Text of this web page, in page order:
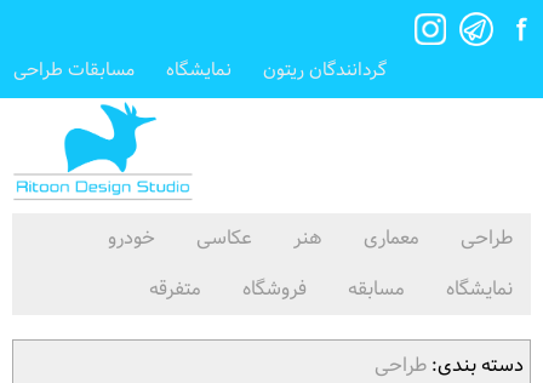
گردانندگان ریتون نمایشگاه مسابقات طراحی
طراحی معماری هنر عکاسی
خودرو
نمایشگاه
مسابقه فروشگاه متفرقه
دسته بندی:طراحی